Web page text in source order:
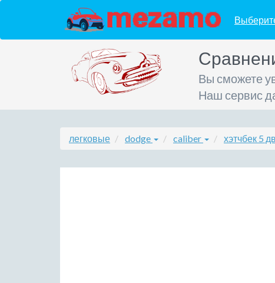
Вы сможете
Наш сервис
легковые dodge caliber хэтчбек 5